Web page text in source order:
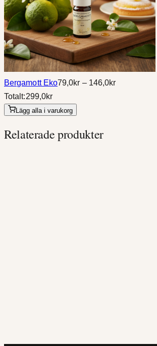
Bergamott Eko79,0kr – 146,0krPrisintervall:
Totalt:299,0kr
Lägg alla i varukorg
Relaterade produkter